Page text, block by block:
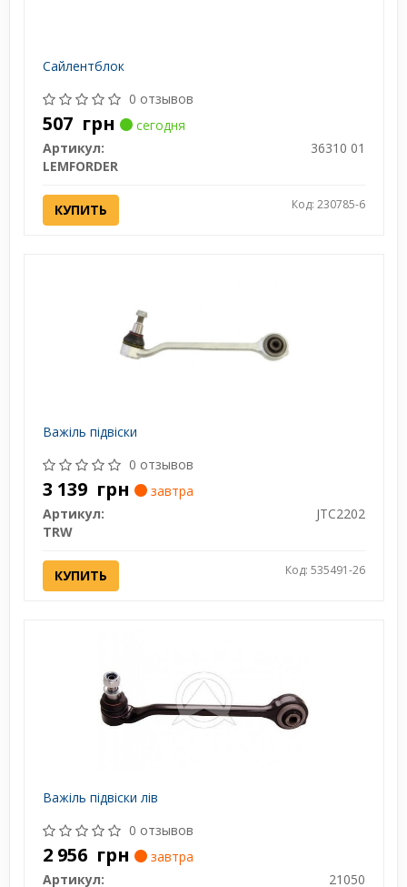
Сайлентблок
0 отзывов
507 грн
сегодня
Артикул:
36310 01
LEMFORDER
КУПИТЬ Код: 230785-6
Важіль підвіски
0 отзывов
3 139 грн
завтра
Артикул:
JTC2202
TRW
КУПИТЬ Код: 535491-26
Важіль підвіски лів
0 отзывов
2 956 грн
завтра
Артикул:
21050